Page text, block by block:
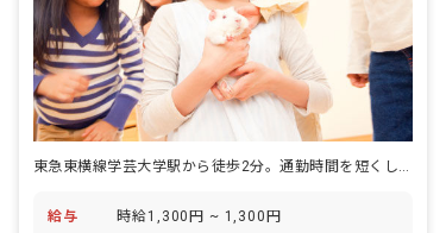
東急東横線学芸大学駅から徒歩2分。通勤時間を短くして、好きなことに時間を使いませんか。
給与 時給1,300円 ~ 1,300円